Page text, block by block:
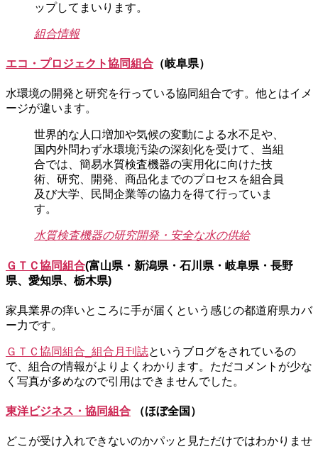
ップしてまいります。
組合情報
エコ・プロジェクト協同組合 （岐阜県）
水環境の開発と研究を行っている協同組合です。他とはイメ
ージが違います。
世界的な人口増加や気候の変動による水不足や、
国内外問わず水環境汚染の深刻化を受けて、当組
合では、簡易水質検査機器の実用化に向けた技
術、研究、開発、商品化までのプロセスを組合員
及び大学、民間企業等の協力を得て行っていま
す。
水質検査機器の研究開発・安全な水の供給
ＧＴＣ協同組合(富山県・新潟県・石川県・岐阜県・長野
県、愛知県、栃木県)
家具業界の痒いところに手が届くという感じの都道府県カバ
ー力です。
ＧＴＣ協同組合_組合月刊誌というブログをされているの
で、組合の情報がよりよくわかります。ただコメントが少な
く写真が多めなので引用はできませんでした。
東洋ビジネス・協同組合 （ほぼ全国）
どこが受け入れできないのかパッと見ただけではわかりませ